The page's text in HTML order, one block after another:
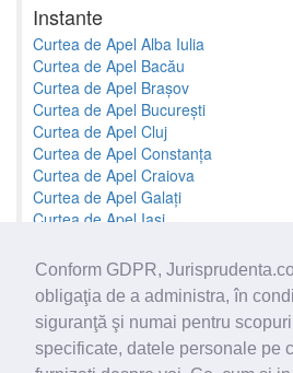
Conform GDPR,
obligaţia de a administra, în
siguranţă şi numai pentru
specificate, datele personale pe
Instante
Curtea de Apel Alba Iulia
Curtea de Apel Bacău
Curtea de Apel Brașov
Curtea de Apel București
Curtea de Apel Cluj
Curtea de Apel Constanța
Curtea de Apel Craiova
Curtea de Apel Galați
Curtea de Apel Iași
Toate instantele